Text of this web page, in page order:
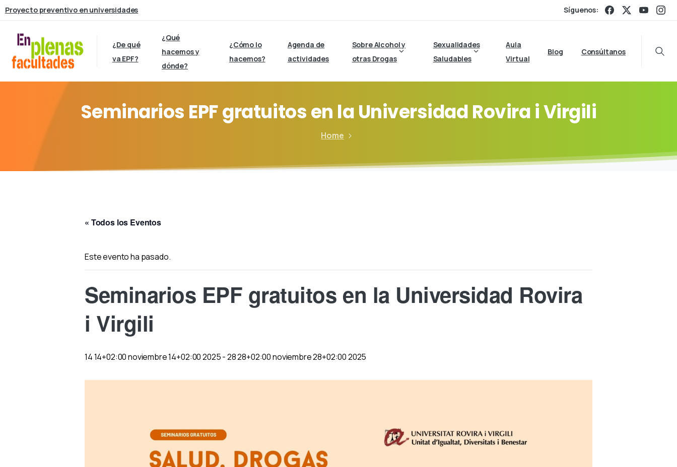
Proyecto preventivo en universidades Síguenos:
¿De qué
va EPF?
¿Qué
hacemos y
dónde?
¿Cómo lo
hacemos?
Agenda de
actividades
Sobre Alcohol y
otras Drogas
Sexualidades
Saludables
Aula
Virtual
Blog Consúltanos
Seminarios EPFgratuitosen laUniversidadRoviraiVirgili
Home
« Todos los Eventos
Este evento ha pasado.
Seminarios EPF gratuitos en la Universidad Rovira
i Virgili
14 14+02:00 noviembre 14+02:00 2025-28 28+02:00 noviembre 28+02:00 2025